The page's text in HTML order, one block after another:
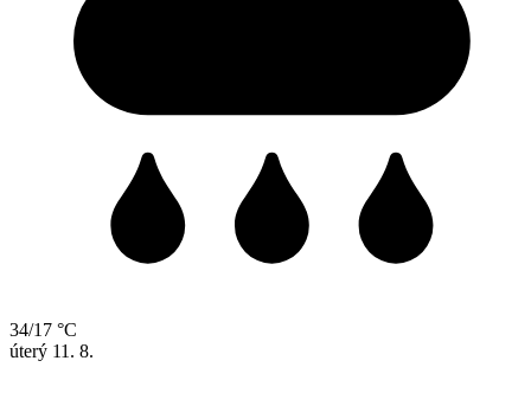
34/17 °C
úterý 11. 8.